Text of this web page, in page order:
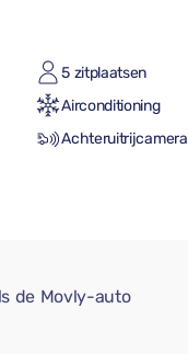
5 zitplaatsen
Airconditioning
Achteruitrijcamera
de Movly-auto